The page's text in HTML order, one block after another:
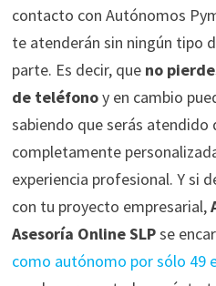
contacto con Autónomos
te atenderán sin ningún tipo
parte. Es decir, que no
de teléfonoy en cambio
sabiendo que serás atendido
completamente
experiencia profesional. Y si
con tu proyecto empresarial,
Asesoría Online SLPse
como autónomo por sólo 49